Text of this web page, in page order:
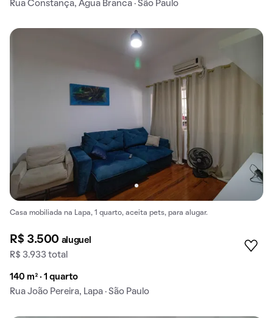
Rua Constança, Água Branca · São Paulo
Casa mobiliada na Lapa, 1 quarto, aceita pets, para alugar.
R$ 3.500 aluguel
R$ 3.933 total
140 m² · 1 quarto
Rua João Pereira, Lapa · São Paulo